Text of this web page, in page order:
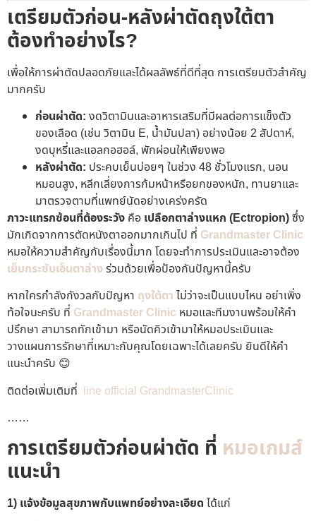
เตรียมตัวก่อน-หลังผ่าตัดถุงใต้ตา
ต้องทำอย่างไร?
เพื่อให้การผ่าตัดปลอดภัยและได้ผลลัพธ์ที่ดีที่สุด การเตรียมตัวสำคัญ
มากครับ
ก่อนผ่าตัด: งดวิตามินและอาหารเสริมที่มีผลต่อการแข็งตัว
ของเลือด (เช่น วิตามิน E, น้ำมันปลา) อย่างน้อย 2 สัปดาห์,
งดบุหรี่และแอลกอฮอล์, พักผ่อนให้เพียงพอ
หลังผ่าตัด: ประคบเย็นบ่อยๆ ในช่วง 48 ชั่วโมงแรก, นอน
หมอนสูง, หลีกเลี่ยงการก้มหน้าหรือยกของหนัก, ทานยาและ
มาตรวจตามที่แพทย์นัดอย่างเคร่งครัด
ภาวะแทรกซ้อนที่ต้องระวัง คือ เปลือกตาล่างแหก (Ectropion)ซึ่ง
มักเกิดจากการตัดหนังตาออกมากเกินไป ที่ Grandmaster Clinic
หมอให้ความสำคัญกับเรื่องนี้มาก โดยจะทำการประเมินและอาจต้อง
เย็บกระชับเอ็นตาล่างร่วมด้วยเพื่อป้องกันปัญหานี้ครับ
หากใครกำลังกังวลกับปัญหา ถุงใต้ตา ไม่ว่าจะเป็นแบบไหน อย่าเพิ่ง
ท้อใจนะครับ ที่ Grandmaster Clinic หมอและทีมงานพร้อมให้คำ
ปรึกษา สามารถทักเข้ามา หรือนัดคิวเข้ามาให้หมอประเมินและ
วางแผนการรักษาที่เหมาะกับคุณโดยเฉพาะได้เลยครับ ยินดีให้คำ
แนะนำครับ 😊
ติดต่อเพิ่มเติมที่ line official GrandmasterClinic
……
การเตรียมตัวก่อนผ่าตัด ที่ หมอเกมส์
แนะนำ
1) แจ้งข้อมูลสุขภาพกับแพทย์อย่างละเอียด ได้แก่